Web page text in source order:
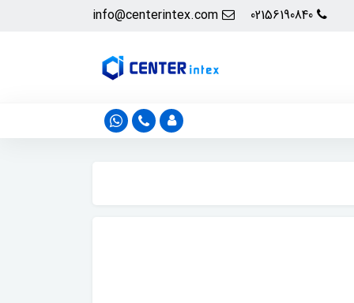
02156190840
info@centerintex.com